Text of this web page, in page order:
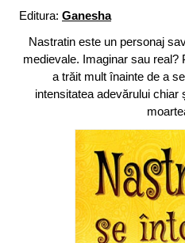
Editura: Ganesha
Nastratin este un personaj
medievale. Imaginar sau real?
a trăit mult înainte de a
intensitatea adevărului chiar